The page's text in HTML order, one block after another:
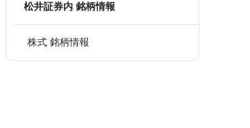
松井証券内 銘柄情報
株式 銘柄情報